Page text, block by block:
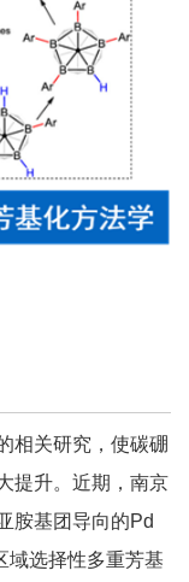
相关研究，使碳硼
提升。近期，南京
胺基团导向的Pd
域选择性多重芳基